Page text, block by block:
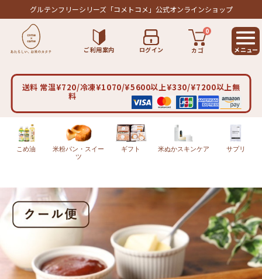
グルテンフリーシリーズ「コメトコメ」公式オンラインショップ
ご利用案内 ログイン カゴ
0
送料 常温¥720/冷凍¥1070/¥5600以上¥330/¥7200以上無
料
こめ油
米粉パン・スイー
ツ
ギフト 米ぬかスキンケア サプリ